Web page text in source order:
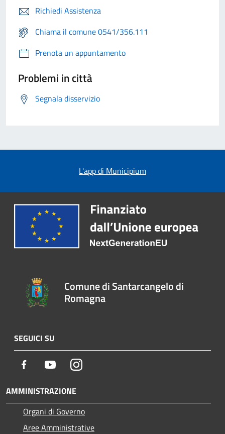
Richiedi Assistenza
Chiama il comune 0541/356.111
Prenota un appuntamento
Problemi in città
Segnala disservizio
L'app di Municipium
Comune di Santarcangelo di
Romagna
SEGUICI SU
Facebook YoutubeInstagram
AMMINISTRAZIONE
Organi di Governo
Aree Amministrative